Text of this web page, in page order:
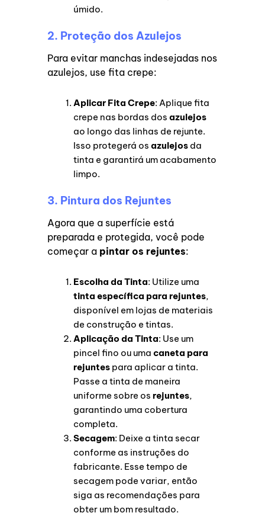
úmido.
2. Proteção dos Azulejos
Para evitar manchas indesejadas nos
azulejos, use fita crepe:
Aplicar Fita Crepe: Aplique fita
crepe nas bordas dosazulejos
ao longo das linhas de rejunte.
Isso protegerá osazulejos da
tinta e garantirá um acabamento
limpo.
3. Pintura dos Rejuntes
Agora que a superfície está
preparada e protegida, você pode
começar a pintar os rejuntes:
Escolha da Tinta: Utilize uma
tinta específica para rejuntes,
disponível em lojas de materiais
de construção e tintas.
Aplicação da Tinta: Use um
pincel fino ou umacaneta para
rejuntes para aplicar a tinta.
Passe a tinta de maneira
uniforme sobre os rejuntes,
garantindo uma cobertura
completa.
Secagem: Deixe a tinta secar
conforme as instruções do
fabricante. Esse tempo de
secagem pode variar, então
siga as recomendações para
obter um bom resultado.